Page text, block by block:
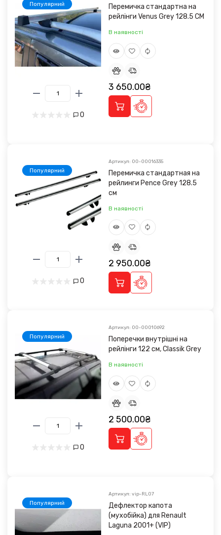
Популярний
0
Перемичка стандартна на
рейлінги Venus Grey 128.5 CM
В наявності
3 650.00₴
Популярний
0
Артикул: 00-00016335
Перемичка стандартная на
рейлинги Pence Grey 128.5
см
В наявності
2 950.00₴
Популярний
0
Артикул: 00-00010692
Поперечки внутрішні на
рейлінги 122 см, Classik Grey
В наявності
2 500.00₴
Популярний
Артикул: vip-RL07
Дефлектор капота
(мухобійка) для Renault
Laguna 2001+ (VIP)